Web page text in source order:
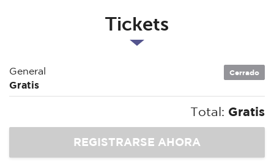
Tickets
General
Gratis
Cerrado
Total: Gratis